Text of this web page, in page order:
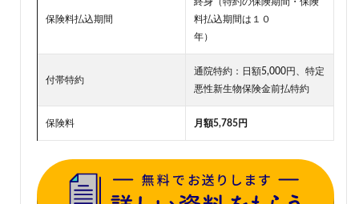
保険料払込期間
料払込期間は１０
年）
付帯特約
通院特約：日額5,000円、特定
悪性新生物保険金前払特約
保険料 月額5,785円